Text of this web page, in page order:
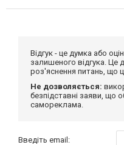
Відгук - це думка або
залишеного відгука. Це
роз'яснення питань, що
Не дозволяється:
безпідставні заяви, що
самореклама.
Введіть email: